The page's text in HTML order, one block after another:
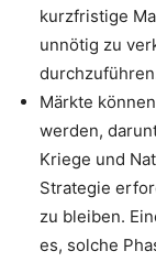
kurzfristige
unnötig zu
Märkte
werden,
Kriege und
Strategie
zu bleiben.
es, solche